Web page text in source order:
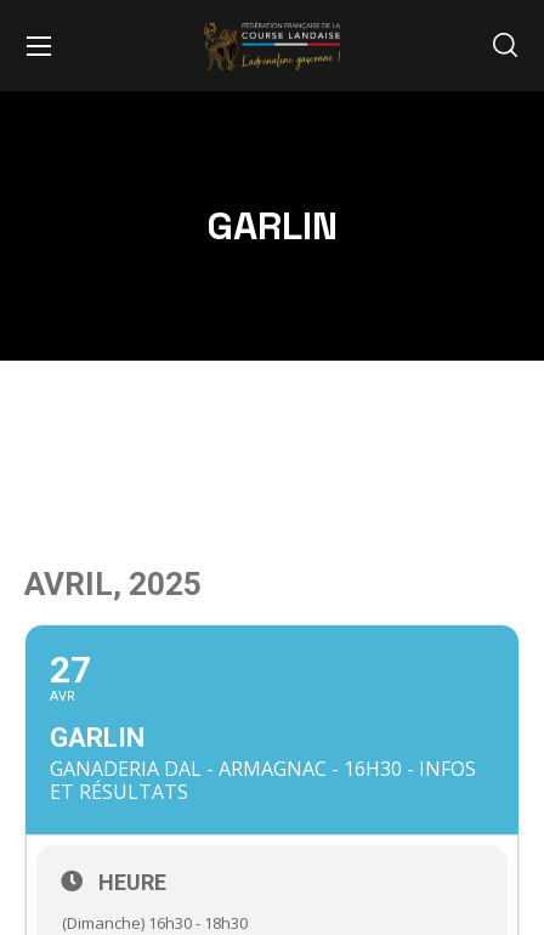
GARLIN
AVRIL, 2025
27
AVR
GARLIN
GANADERIA DAL - ARMAGNAC - 16H30 - INFOS
ET RÉSULTATS
HEURE
(Dimanche) 16h30 - 18h30